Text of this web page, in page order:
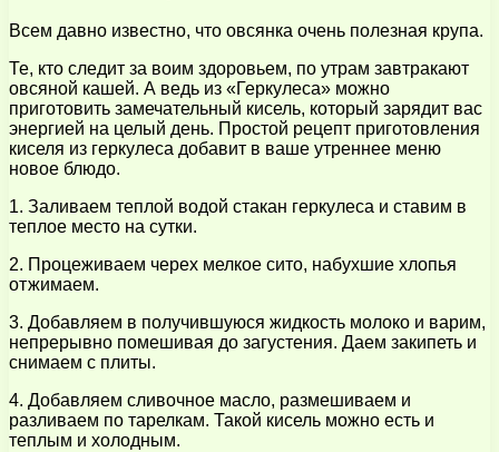
Всем давно известно, что овсянка очень полезная крупа.
Те, кто следит за воим здоровьем, по утрам завтракают
овсяной кашей. А ведь из «Геркулеса» можно
приготовить замечательный кисель, который зарядит вас
энергией на целый день. Простой рецепт приготовления
киселя из геркулеса добавит в ваше утреннее меню
новое блюдо.
1. Заливаем теплой водой стакан геркулеса и ставим в
теплое место на сутки.
2. Процеживаем черех мелкое сито, набухшие хлопья
отжимаем.
3. Добавляем в получившуюся жидкость молоко и варим,
непрерывно помешивая до загустения. Даем закипеть и
снимаем с плиты.
4. Добавляем сливочное масло, размешиваем и
разливаем по тарелкам. Такой кисель можно есть и
теплым и холодным.